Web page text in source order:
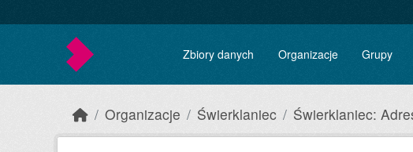
Zbiory danych Organizacje Grupy
Organizacje Świerklaniec Świerklaniec: